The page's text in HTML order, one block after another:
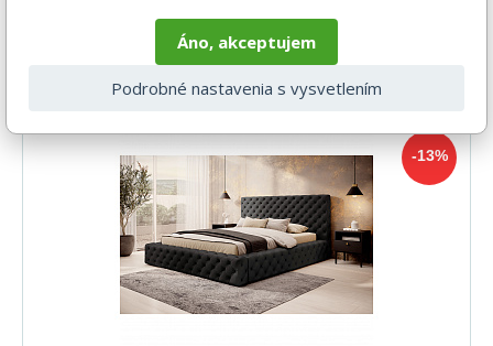
4-8 týdnů
-13%
Áno, akceptujem
Podrobné nastavenia s vysvetlením